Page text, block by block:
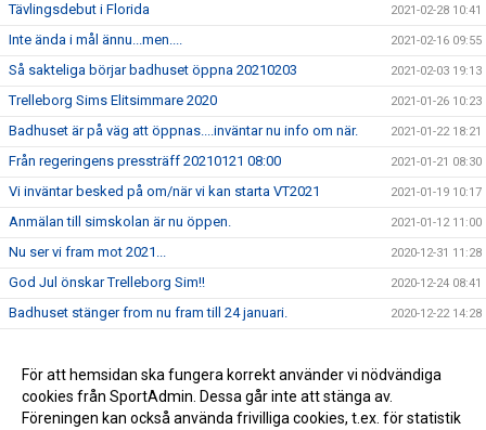
Tävlingsdebut i Florida 2021-02-28 10:41
Inte ända i mål ännu...men.... 2021-02-16 09:55
Så sakteliga börjar badhuset öppna 20210203 2021-02-03 19:13
Trelleborg Sims Elitsimmare 2020 2021-01-26 10:23
Badhuset är på väg att öppnas....inväntar nu info om när. 2021-01-22 18:21
Från regeringens pressträff 20210121 08:00 2021-01-21 08:30
Vi inväntar besked på om/när vi kan starta VT2021 2021-01-19 10:17
Anmälan till simskolan är nu öppen. 2021-01-12 11:00
Nu ser vi fram mot 2021... 2020-12-31 11:28
God Jul önskar Trelleborg Sim!! 2020-12-24 08:41
Badhuset stänger from nu fram till 24 januari. 2020-12-22 14:28
Anmälan till vårterminen vårterminen 2021 2020-12-19 13:25
Höstlovsläger i Trelleborgs vackra badhus 2020-12-18 10:36
För att hemsidan ska fungera korrekt använder vi nödvändiga
cookies från SportAdmin. Dessa går inte att stänga av.
Föreningen kan också använda frivilliga cookies, t.ex. för statistik